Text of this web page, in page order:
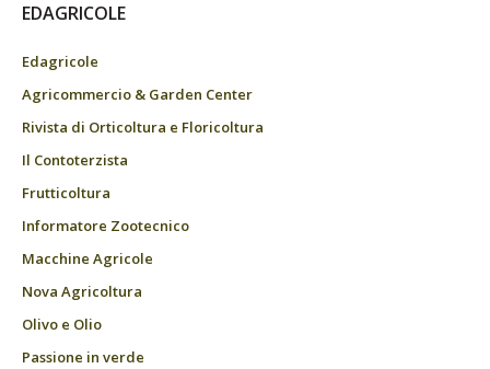
EDAGRICOLE
Edagricole
Agricommercio & Garden Center
Rivista di Orticoltura e Floricoltura
Il Contoterzista
Frutticoltura
Informatore Zootecnico
Macchine Agricole
Nova Agricoltura
Olivo e Olio
Passione in verde